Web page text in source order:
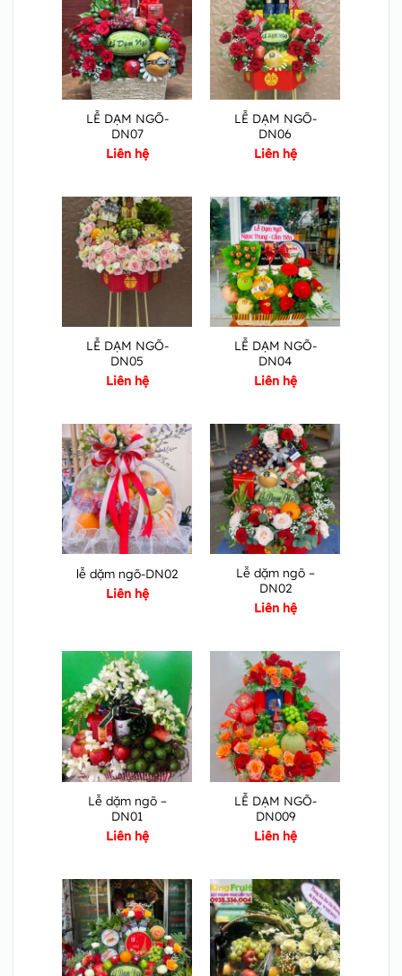
LỄ DẠM NGÕ-
DN07
Liên hệ
LỄ DẠM NGÕ-
DN06
Liên hệ
LỄ DẠM NGÕ-
DN05
Liên hệ
LỄ DẠM NGÕ-
DN04
Liên hệ
lễ dặm ngõ-DN02
Liên hệ
Lễ dặm ngõ –
DN02
Liên hệ
Lễ dặm ngõ –
DN01
Liên hệ
LỄ DẠM NGÕ-
DN009
Liên hệ